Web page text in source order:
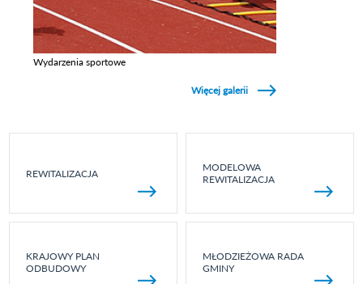
Wydarzenia sportowe
Więcej galerii
REWITALIZACJA
MODELOWA
REWITALIZACJA
KRAJOWY PLAN
ODBUDOWY
MŁODZIEŻOWA RADA
GMINY